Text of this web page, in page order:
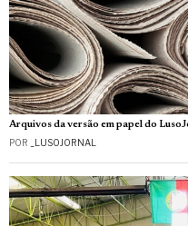
Arquivos da versão em papel do
POR _LUSOJORNAL